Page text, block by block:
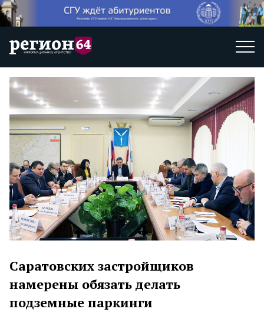
Саратовских застройщиков
намерены обязать делать
подземные паркинги